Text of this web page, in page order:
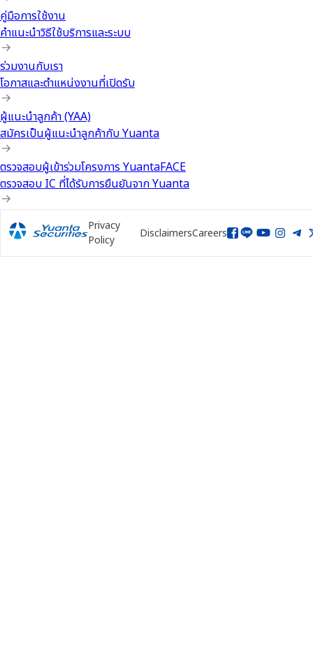
คู่มือการใช้งาน
คำแนะนำวิธีใช้บริการและระบบ
ร่วมงานกับเรา
โอกาสและตำแหน่งงานที่เปิดรับ
ผู้แนะนำลูกค้า (YAA)
สมัครเป็นผู้แนะนำลูกค้ากับ Yuanta
ตรวจสอบผู้เข้าร่วมโครงการ YuantaFACE
ตรวจสอบ IC ที่ได้รับการยืนยันจาก Yuanta
Privacy
Policy
DisclaimersCareers